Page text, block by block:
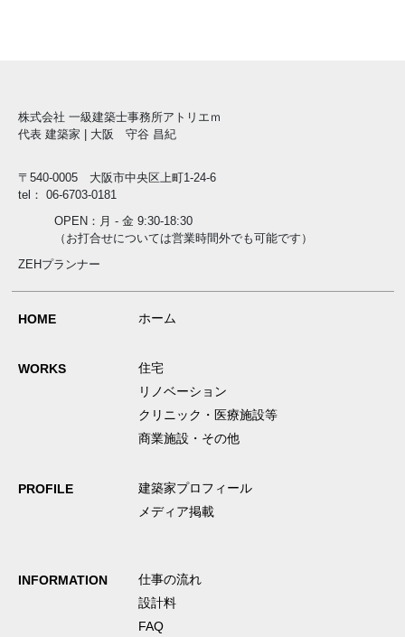
株式会社 一級建築士事務所アトリエｍ
代表 建築家 | 大阪 守谷 昌紀
〒540-0005 大阪市中央区上町1-24-6
tel： 06-6703-0181
OPEN：月 - 金 9:30-18:30
（お打合せについては営業時間外でも可能です）
ZEHプランナー
HOME ホーム
WORKS
住宅
リノベーション
クリニック・医療施設等
商業施設・その他
PROFILE
建築家プロフィール
メディア掲載
INFORMATION
仕事の流れ
設計料
FAQ